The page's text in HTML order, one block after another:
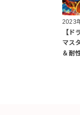
2023
【ド
マス
＆耐